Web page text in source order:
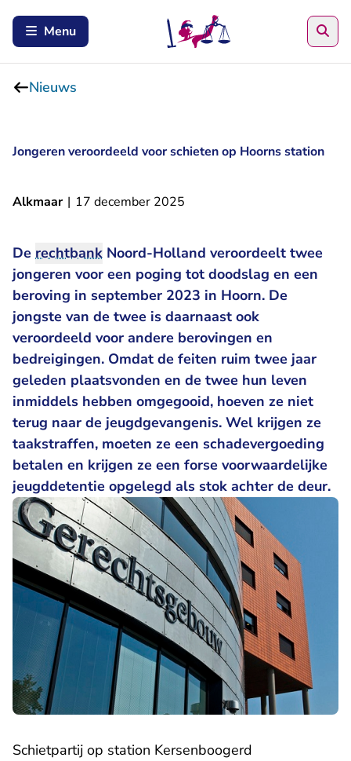
Menu
Nieuws
Jongeren veroordeeld voor schieten op Hoorns station
Alkmaar | 17 december 2025
De rechtbank Noord-Holland veroordeelt twee
jongeren voor een poging tot doodslag en een
beroving in september 2023 in Hoorn. De
jongste van de twee is daarnaast ook
veroordeeld voor andere berovingen en
bedreigingen. Omdat de feiten ruim twee jaar
geleden plaatsvonden en de twee hun leven
inmiddels hebben omgegooid, hoeven ze niet
terug naar de jeugdgevangenis. Wel krijgen ze
taakstraffen, moeten ze een schadevergoeding
betalen en krijgen ze een forse voorwaardelijke
jeugddetentie opgelegd als stok achter de deur.
Schietpartij op station Kersenboogerd